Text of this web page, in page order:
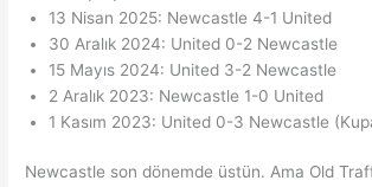
13 Nisan 2025: Newcastle 4-1 United
30 Aralık 2024: United 0-2 Newcastle
15 Mayıs 2024: United 3-2 Newcastle
2 Aralık 2023: Newcastle 1-0 United
1 Kasım 2023: United 0-3 Newcastle
Newcastle son dönemde üstün. Ama Old